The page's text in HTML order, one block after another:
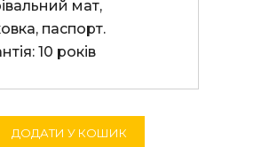
мат,
паспорт.
10 років
ДОДАТИ У КОШИК